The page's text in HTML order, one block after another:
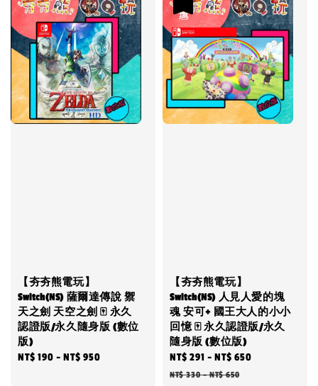
【夯夯熊電玩】
Switch(NS) 薩爾達傳說 禦
天之劍 天空之劍 🀄 永久
認證版/永久隨身版 (數位
版)
Regular
NT$ 190 -NT$ 950
【夯夯熊電玩】
Switch(NS) 人見人愛的塊
魂 安可+ 國王大人的小小
回憶 🀄 永久認證版/永久
隨身版 (數位版)
Sale
price
NT$ 291 -NT$ 650
NT$ 330-NT$ 650